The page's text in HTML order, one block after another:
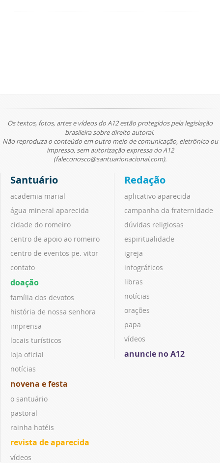
Os textos, fotos, artes e vídeos do A12 estão protegidos pela legislação
brasileira sobre direito autoral.
Não reproduza o conteúdo em outro meio de comunicação, eletrônico ou
impresso, sem autorização expressa do A12
(faleconosco@santuarionacional.com).
Santuário
academia marial
água mineral aparecida
cidade do romeiro
centro de apoio ao romeiro
centro de eventos pe. vitor
contato
doação
família dos devotos
história de nossa senhora
imprensa
locais turísticos
loja oficial
notícias
novena e festa
o santuário
pastoral
rainha hotéis
revista de aparecida
vídeos
Redação
aplicativo aparecida
campanha da fraternidade
dúvidas religiosas
espiritualidade
igreja
infográficos
libras
notícias
orações
papa
vídeos
anuncie no A12